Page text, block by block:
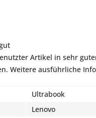
Artikel in sehr
Weitere ausführliche
Ultrabook
Lenovo